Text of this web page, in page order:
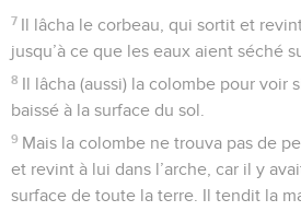
7 Il lâcha le corbeau, qui sortit et
jusqu’à ce que les eaux aient séché
8 Il lâcha (aussi) la colombe pour voir
baissé à la surface du sol.
9 Mais la colombe ne trouva pas de
et revint à lui dans l’arche, car il y
surface de toute la terre. Il tendit la